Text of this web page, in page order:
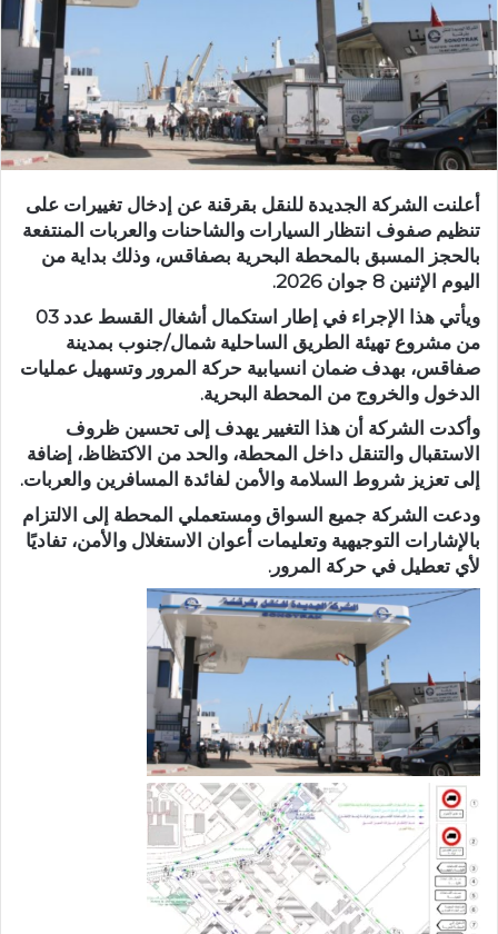
أعلنت الشركة الجديدة للنقل بقرقنة عن إدخال تغييرات على
تنظيم صفوف انتظار السيارات والشاحنات والعربات المنتفعة
بالحجز المسبق بالمحطة البحرية بصفاقس، وذلك بداية من
اليوم الإثنين 8 جوان 2026.
ويأتي هذا الإجراء في إطار استكمال أشغال القسط عدد 03
من مشروع تهيئة الطريق الساحلية شمال/جنوب بمدينة
صفاقس، بهدف ضمان انسيابية حركة المرور وتسهيل عمليات
الدخول والخروج من المحطة البحرية.
وأكدت الشركة أن هذا التغيير يهدف إلى تحسين ظروف
الاستقبال والتنقل داخل المحطة، والحد من الاكتظاظ، إضافة
إلى تعزيز شروط السلامة والأمن لفائدة المسافرين والعربات.
ودعت الشركة جميع السواق ومستعملي المحطة إلى الالتزام
بالإشارات التوجيهية وتعليمات أعوان الاستغلال والأمن، تفاديًا
لأي تعطيل في حركة المرور.